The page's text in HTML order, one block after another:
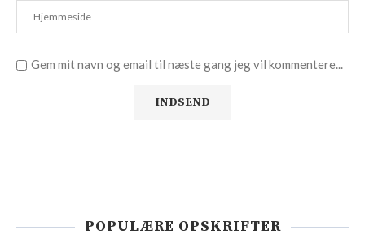
Gem mit navn og email til næste gang jeg vil kommentere...
POPULÆRE OPSKRIFTER